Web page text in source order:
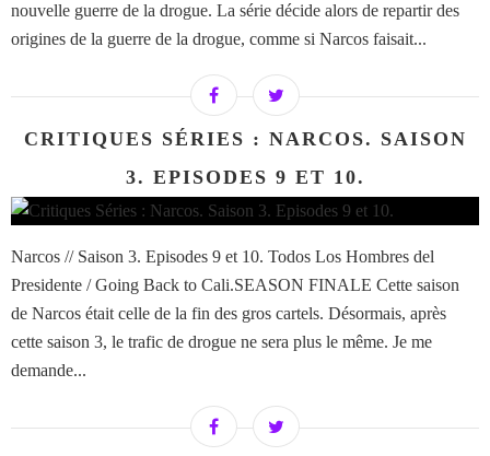
nouvelle guerre de la drogue. La série décide alors de repartir des
origines de la guerre de la drogue, comme si Narcos faisait...
CRITIQUES SÉRIES : NARCOS. SAISON
3. EPISODES 9 ET 10.
Narcos // Saison 3. Episodes 9 et 10. Todos Los Hombres del
Presidente / Going Back to Cali.SEASON FINALE Cette saison
de Narcos était celle de la fin des gros cartels. Désormais, après
cette saison 3, le trafic de drogue ne sera plus le même. Je me
demande...